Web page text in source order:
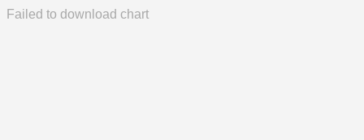
Failed to download chart